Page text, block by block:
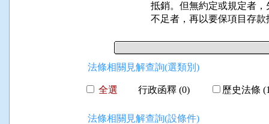
抵銷。但無約定或規定者
不足者，再以要保項目存款
法條相關見解查詢(選類別)
全選 行政函釋 (0) 歷史法條
法條相關見解查詢(設條件)